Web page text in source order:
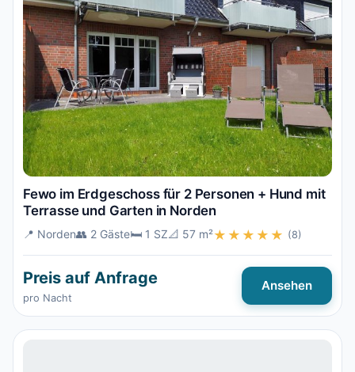
Fewo im Erdgeschoss für 2 Personen + Hund mit
Terrasse und Garten in Norden
📍 Norden👥 2 Gäste🛏️ 1 SZ📐 57 m²★★★★★ (8)
Preis auf Anfrage
pro Nacht
Ansehen